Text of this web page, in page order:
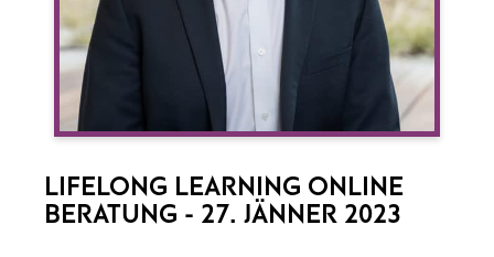
LIFELONG LEARNING ONLINE
BERATUNG - 27. JÄNNER 2023